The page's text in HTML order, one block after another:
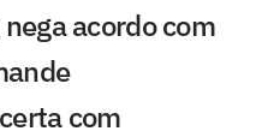
acordo com
com